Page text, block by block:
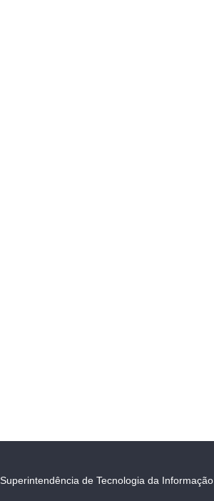
Superintendência de Tecnologia da Informação